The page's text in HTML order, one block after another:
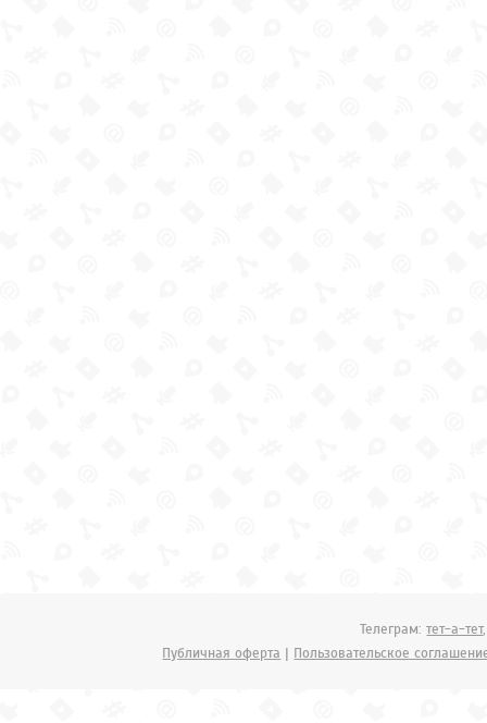
Телеграм:тет-а-тет
Публичная оферта | Пользовательское